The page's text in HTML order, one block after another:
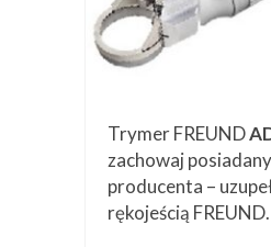
Trymer FREUND
zachowaj
producenta –
rękojeścią FREUND.